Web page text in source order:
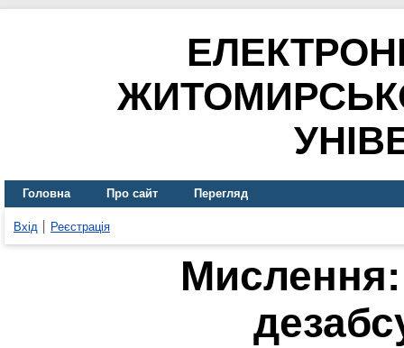
Головна Про сайт Перегляд
Вхід Реєстрація
Мислення: